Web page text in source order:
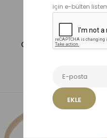
için e-bülten
EKLE
Cerises Saç Lastiği
Listeme Ekle